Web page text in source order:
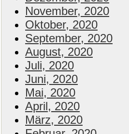
November, 2020
Oktober, 2020
September, 2020
August, 2020
Juli, 2020
Juni, 2020
Mai, 2020
April, 2020
März, 2020